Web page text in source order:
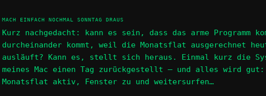
MACH EINFACH NOCHMAL SONNTAG DRAUS
Kurz nachgedacht: kann es sein, dass das arme Programm
durcheinander kommt, weil die Monatsflat ausgerechnet
ausläuft? Kann es, stellt sich heraus. Einmal kurz die
meines Mac einen Tag zurückgestellt – und alles wird gut:
Monatsflat aktiv, Fenster zu und weitersurfen…